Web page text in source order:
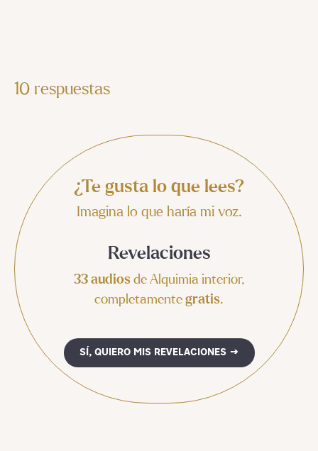
10 respuestas
¿Te gusta lo que lees?
Imagina lo que haría mi voz.
Revelaciones
33 audiosde Alquimia interior,
completamente gratis.
SÍ, QUIERO MIS REVELACIONES →